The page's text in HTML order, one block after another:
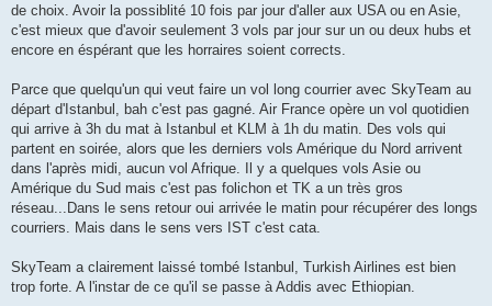
de choix. Avoir la possiblité 10 fois par jour d'aller aux USA ou en Asie,
c'est mieux que d'avoir seulement 3 vols par jour sur un ou deux hubs et
encore en éspérant que les horraires soient corrects.
Parce que quelqu'un qui veut faire un vol long courrier avec SkyTeam au
départ d'Istanbul, bah c'est pas gagné. Air France opère un vol quotidien
qui arrive à 3h du mat à Istanbul et KLM à 1h du matin. Des vols qui
partent en soirée, alors que les derniers vols Amérique du Nord arrivent
dans l'après midi, aucun vol Afrique. Il y a quelques vols Asie ou
Amérique du Sud mais c'est pas folichon et TK a un très gros
réseau...Dans le sens retour oui arrivée le matin pour récupérer des longs
courriers. Mais dans le sens vers IST c'est cata.
SkyTeam a clairement laissé tombé Istanbul, Turkish Airlines est bien
trop forte. A l'instar de ce qu'il se passe à Addis avec Ethiopian.